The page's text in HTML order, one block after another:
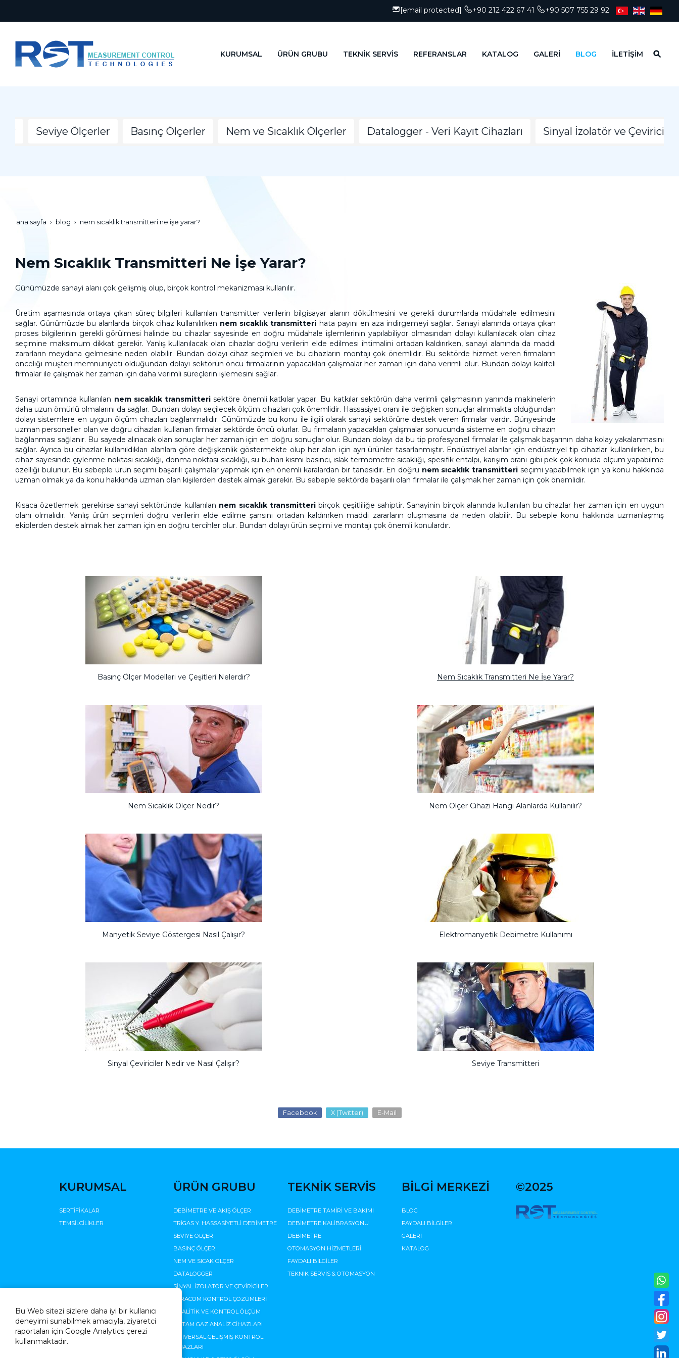
[email protected] +90 212 422 67 41 +90 507 755 29 92
KURUMSAL ÜRÜN GRUBU TEKNİK SERVİS REFERANSLAR KATALOG GALERİ BLOG İLETİŞİM
Seviye Ölçerler Basınç Ölçerler Nem ve Sıcaklık Ölçerler Datalogger - Veri Kayıt Cihazları Sinyal İzolatör ve Çeviriciler
ana sayfa blog nem sıcaklık transmitteri ne i̇şe yarar?
Nem Sıcaklık Transmitteri Ne İşe Yarar?
Günümüzde sanayi alanı çok gelişmiş olup, birçok kontrol mekanizması kullanılır.
Üretim aşamasında ortaya çıkan süreç bilgileri kullanılan transmitter verilerin bilgisayar alanın dökülmesini ve gerekli durumlarda müdahale edilmesini
sağlar. Günümüzde bu alanlarda birçok cihaz kullanılırken nem sıcaklık transmitteri hata payını en aza indirgemeyi sağlar. Sanayi alanında ortaya çıkan
proses bilgilerinin gerekli görülmesi halinde bu cihazlar sayesinde en doğru müdahale işlemlerinin yapılabiliyor olmasından dolayı kullanılacak olan cihaz
seçimine maksimum dikkat gerekir. Yanlış kullanılacak olan cihazlar doğru verilerin elde edilmesi ihtimalini ortadan kaldırırken, sanayi alanında da maddi
zararların meydana gelmesine neden olabilir. Bundan dolayı cihaz seçimleri ve bu cihazların montajı çok önemlidir. Bu sektörde hizmet veren firmaların
önceliği müşteri memnuniyeti olduğundan dolayı sektörün öncü firmalarının yapacakları çalışmalar her zaman için daha verimli olur. Bundan dolayı kaliteli
firmalar ile çalışmak her zaman için daha verimli süreçlerin işlemesini sağlar.
Sanayi ortamında kullanılan nem sıcaklık transmitteri sektöre önemli katkılar yapar. Bu katkılar sektörün daha verimli çalışmasının yanında makinelerin
daha uzun ömürlü olmalarını da sağlar. Bundan dolayı seçilecek ölçüm cihazları çok önemlidir. Hassasiyet oranı ile değişken sonuçlar alınmakta olduğundan
dolayı sistemlere en uygun ölçüm cihazları bağlanmalıdır. Günümüzde bu konu ile ilgili olarak sanayi sektörüne destek veren firmalar vardır. Bünyesinde
uzman personeller olan ve doğru cihazları kullanan firmalar sektörde öncü olurlar. Bu firmaların yapacakları çalışmalar sonucunda sisteme en doğru cihazın
bağlanması sağlanır. Bu sayede alınacak olan sonuçlar her zaman için en doğru sonuçlar olur. Bundan dolayı da bu tip profesyonel firmalar ile çalışmak başarının daha kolay yakalanmasını
sağlar. Ayrıca bu cihazlar kullanıldıkları alanlara göre değişkenlik göstermekte olup her alan için ayrı ürünler tasarlanmıştır. Endüstriyel alanlar için endüstriyel tip cihazlar kullanılırken, bu
cihaz sayesinde çiylenme noktası sıcaklığı, donma noktası sıcaklığı, su buharı kısmı basıncı, ıslak termometre sıcaklığı, spesifik entalpi, karışım oranı gibi pek çok konuda ölçüm yapabilme
özelliği bulunur. Bu sebeple ürün seçimi başarılı çalışmalar yapmak için en önemli karalardan bir tanesidir. En doğru nem sıcaklık transmitteriseçimi yapabilmek için ya konu hakkında
uzman olmak ya da konu hakkında uzman olan kişilerden destek almak gerekir. Bu sebeple sektörde başarılı olan firmalar ile çalışmak her zaman için çok önemlidir.
Kısaca özetlemek gerekirse sanayi sektöründe kullanılan nem sıcaklık transmitteribirçok çeşitliliğe sahiptir. Sanayinin birçok alanında kullanılan bu cihazlar her zaman için en uygun
olanı olmalıdır. Yanlış ürün seçimleri doğru verilerin elde edilme şansını ortadan kaldırırken maddi zararların oluşmasına da neden olabilir. Bu sebeple konu hakkında uzmanlaşmış
ekiplerden destek almak her zaman için en doğru tercihler olur. Bundan dolayı ürün seçimi ve montajı çok önemli konulardır.
Basınç Ölçer Modelleri ve Çeşitleri Nelerdir? Nem Sıcaklık Transmitteri Ne İşe Yarar?
Nem Sıcaklık Ölçer Nedir? Nem Ölçer Cihazı Hangi Alanlarda Kullanılır?
Manyetik Seviye Göstergesi Nasıl Çalışır? Elektromanyetik Debimetre Kullanımı
Sinyal Çeviriciler Nedir ve Nasıl Çalışır? Seviye Transmitteri
Facebook X (Twitter) E-Mail
Bu Web sitezi sizlere daha iyi bir kullanıcı
deneyimi sunabilmek amacıyla, ziyaretci
raportaları için Google Analytics çerezi
kullanmaktadır.
KURUMSAL
SERTİFİKALAR
TEMSİLCİLİKLER
ÜRÜN GRUBU
DEBİMETRE VE AKIŞ ÖLÇER
TRİGAS Y. HASSASİYETLİ DEBİMETRE
SEVİYE ÖLÇER
BASINÇ ÖLÇER
NEM VE SICAK ÖLÇER
DATALOGGER
SİNYAL İZOLATÖR VE ÇEVİRİCİLER
TERACOM KONTROL ÇÖZÜMLERİ
ANALİTİK VE KONTROL ÖLÇÜM
ORTAM GAZ ANALİZ CİHAZLARI
ÜNİVERSAL GELİŞMİŞ KONTROL
CİHAZLARI
TEKNİK SERVİS
DEBİMETRE TAMİRİ VE BAKIMI
DEBİMETRE KALİBRASYONU
DEBİMETRE
OTOMASYON HİZMETLERİ
FAYDALI BİLGİLER
TEKNİK SERVİS & OTOMASYON
BİLGİ MERKEZİ
BLOG
FAYDALI BİLGİLER
GALERİ
KATALOG
©2025